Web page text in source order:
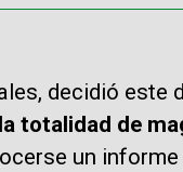
decidió este
totalidad de
un